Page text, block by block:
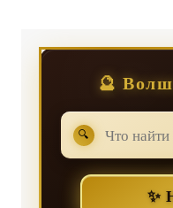
🔮
🔍
✨